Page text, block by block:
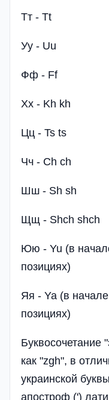
Тт - Tt
Уу - Uu
Фф - Ff
Хх - Kh kh
Цц - Ts ts
Чч - Ch ch
Шш - Sh sh
Щщ - Shch shch
Юю - Yu (в
позициях)
Яя - Ya (в
позициях)
Буквосочетание
как "zgh", в
украинской
апостроф (')